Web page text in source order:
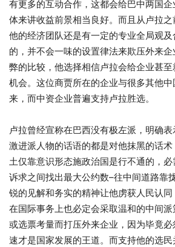
有更多的互动合作，这都会给巴中两国
体来讲收益前景相当良好。而且从卢拉之
他的经济团队还是有一定的专业全局观
的，并不会一味的设置律法来欺压外来
弊的比较，他选择相信卢拉会给企业甚
机会。这位商贾所在的企业与很多其他
来，而中资企业普遍支持卢拉胜选。
卢拉曾经宣称在巴西没有极左派，明确
激进派人物的话语的都是对他抹黑的话
土仅靠意识形态施政治国是行不通的，
诉求之间找出最大公约数–往中间道路靠
锐的见解和务实的精神让他虏获人民认
在国际事务上也必定会采取温和的中间
或选票考量而打压外来企业，因为毕竟
速才是国家发展的王道。而支持他的选